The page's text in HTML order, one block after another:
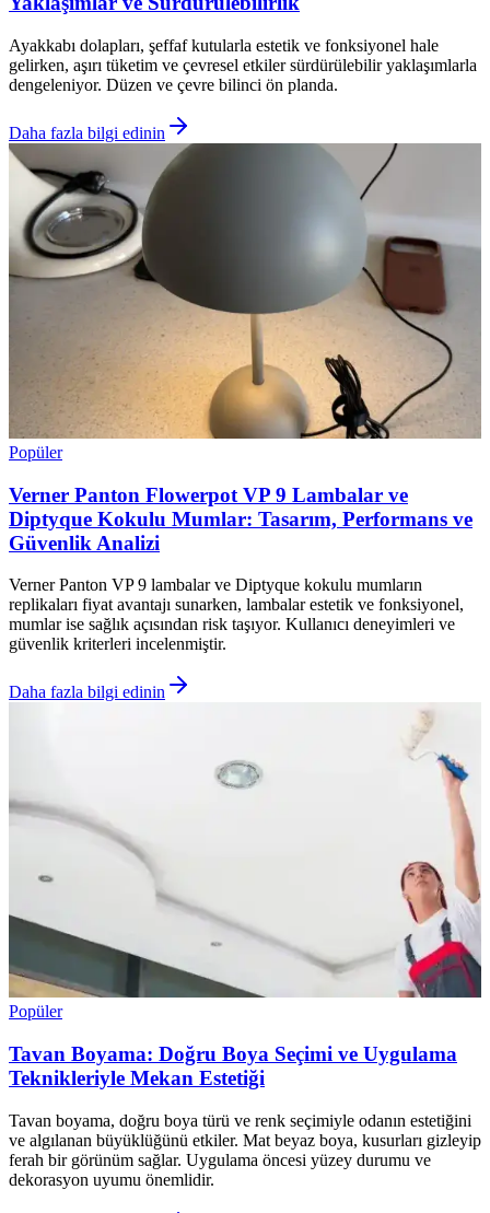
Ayakkabı dolapları, şeffaf kutularla estetik ve fonksiyonel hale
gelirken, aşırı tüketim ve çevresel etkiler sürdürülebilir yaklaşımlarla
dengeleniyor. Düzen ve çevre bilinci ön planda.
Daha fazla bilgi edinin
Popüler
Verner Panton Flowerpot VP 9 Lambalar ve
Diptyque Kokulu Mumlar: Tasarım, Performans ve
Güvenlik Analizi
Verner Panton VP 9 lambalar ve Diptyque kokulu mumların
replikaları fiyat avantajı sunarken, lambalar estetik ve fonksiyonel,
mumlar ise sağlık açısından risk taşıyor. Kullanıcı deneyimleri ve
güvenlik kriterleri incelenmiştir.
Daha fazla bilgi edinin
Popüler
Tavan Boyama: Doğru Boya Seçimi ve Uygulama
Teknikleriyle Mekan Estetiği
Tavan boyama, doğru boya türü ve renk seçimiyle odanın estetiğini
ve algılanan büyüklüğünü etkiler. Mat beyaz boya, kusurları gizleyip
ferah bir görünüm sağlar. Uygulama öncesi yüzey durumu ve
dekorasyon uyumu önemlidir.